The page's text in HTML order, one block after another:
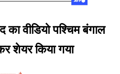
का वीडियो पश्चिम बंगाल
शेयर किया गया